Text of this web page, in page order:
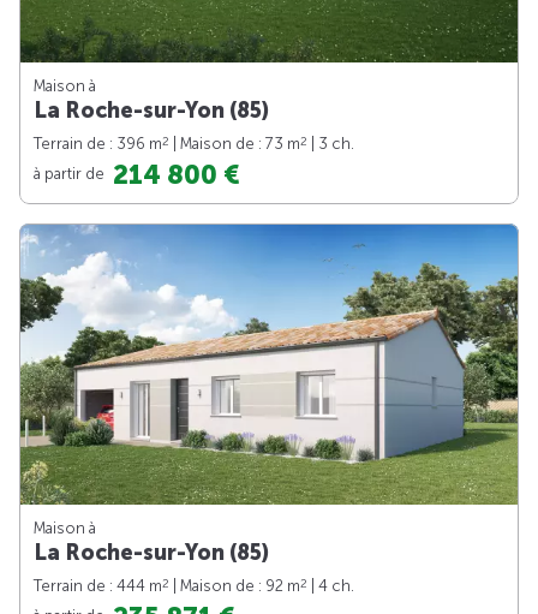
Maison à
La Roche-sur-Yon (85)
Terrain de : 396 m2 | Maison de : 73 m2
| 3 ch.
à partir de 214 800 €
Maison à
La Roche-sur-Yon (85)
Terrain de : 444 m2 | Maison de : 92 m2
| 4 ch.